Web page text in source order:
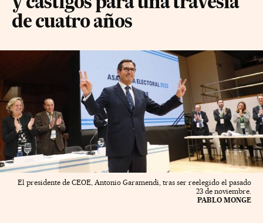
de cuatro años
El presidente de CEOE, Antonio Garamendi, tras ser reelegido el pasado
23 de noviembre.
PABLO MONGE